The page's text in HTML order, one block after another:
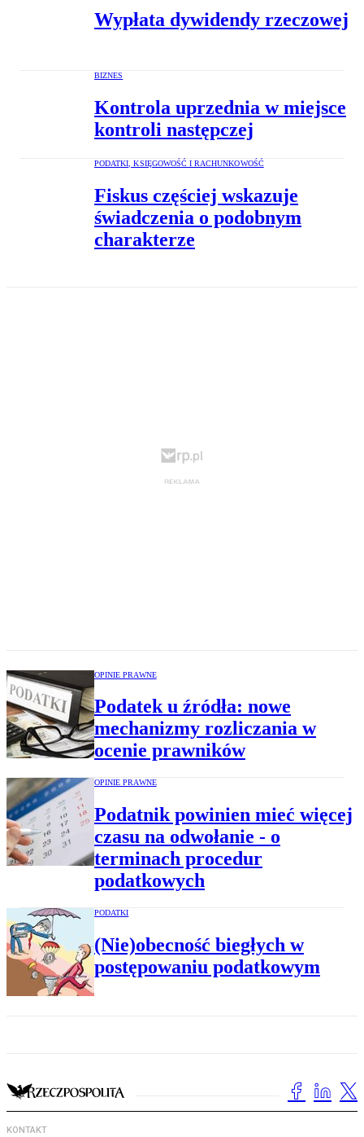
Wypłata dywidendy rzeczowej
BIZNES
Kontrola uprzednia w miejsce
kontroli następczej
PODATKI, KSIĘGOWOŚĆ I RACHUNKOWOŚĆ
Fiskus częściej wskazuje
świadczenia o podobnym
charakterze
OPINIE PRAWNE
Podatek u źródła: nowe
mechanizmy rozliczania w
ocenie prawników
OPINIE PRAWNE
Podatnik powinien mieć więcej
czasu na odwołanie - o
terminach procedur
podatkowych
PODATKI
(Nie)obecność biegłych w
postępowaniu podatkowym
KONTAKT